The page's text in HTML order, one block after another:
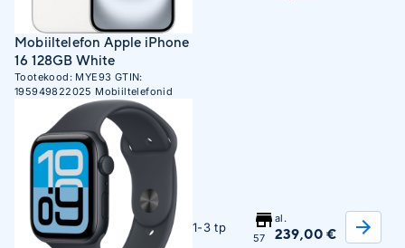
Mobiiltelefon Apple iPhone
16 128GB White
Tootekood: MYE93 GTIN:
195949822025 Mobiiltelefonid
1-3 tp
57
al.
239,00 €